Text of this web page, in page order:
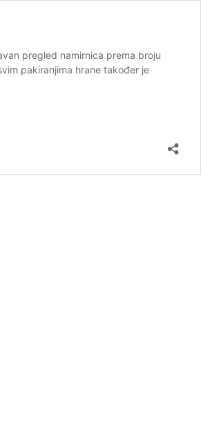
pregled namirnica prema broju
pakiranjima hrane također je